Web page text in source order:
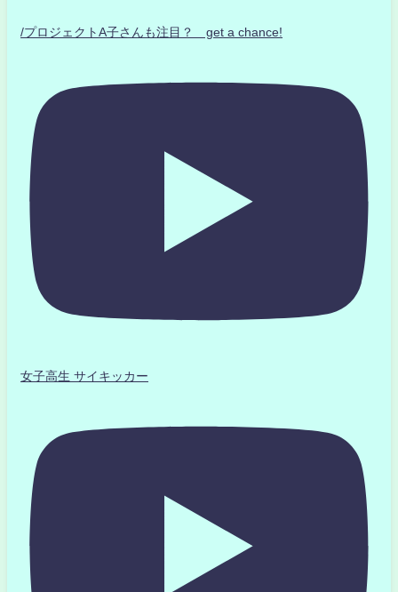
/プロジェクトA子さんも注目？ get a chance!
女子高生 サイキッカー